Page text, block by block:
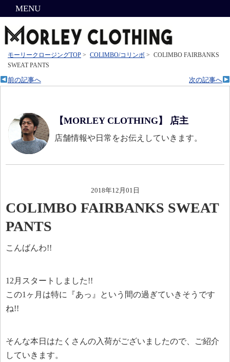
MENU
モーリークロージングTOP > COLIMBO/コリンボ > COLIMBO FAIRBANKS
SWEAT PANTS
次の記事へ
前の記事へ
【MORLEY CLOTHING】 店主
店舗情報や日常をお伝えしていきます。
2018年12月01日
COLIMBO FAIRBANKS SWEAT
PANTS
こんばんわ!!
12月スタートしました!!
この1ヶ月は特に『あっ』という間の過ぎていきそうです
ね!!
そんな本日はたくさんの入荷がございましたので、ご紹介
していきます。